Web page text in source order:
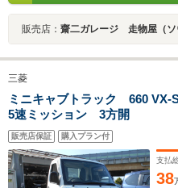
販売店： 齋二ガレージ 走物屋（ソ
三菱
ミニキャブトラック 660
5速ミッション 3方開
販売店保証 購入プラン付
支払
38